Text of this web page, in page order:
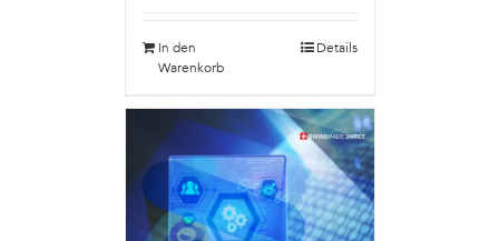
In den
Warenkorb
Details